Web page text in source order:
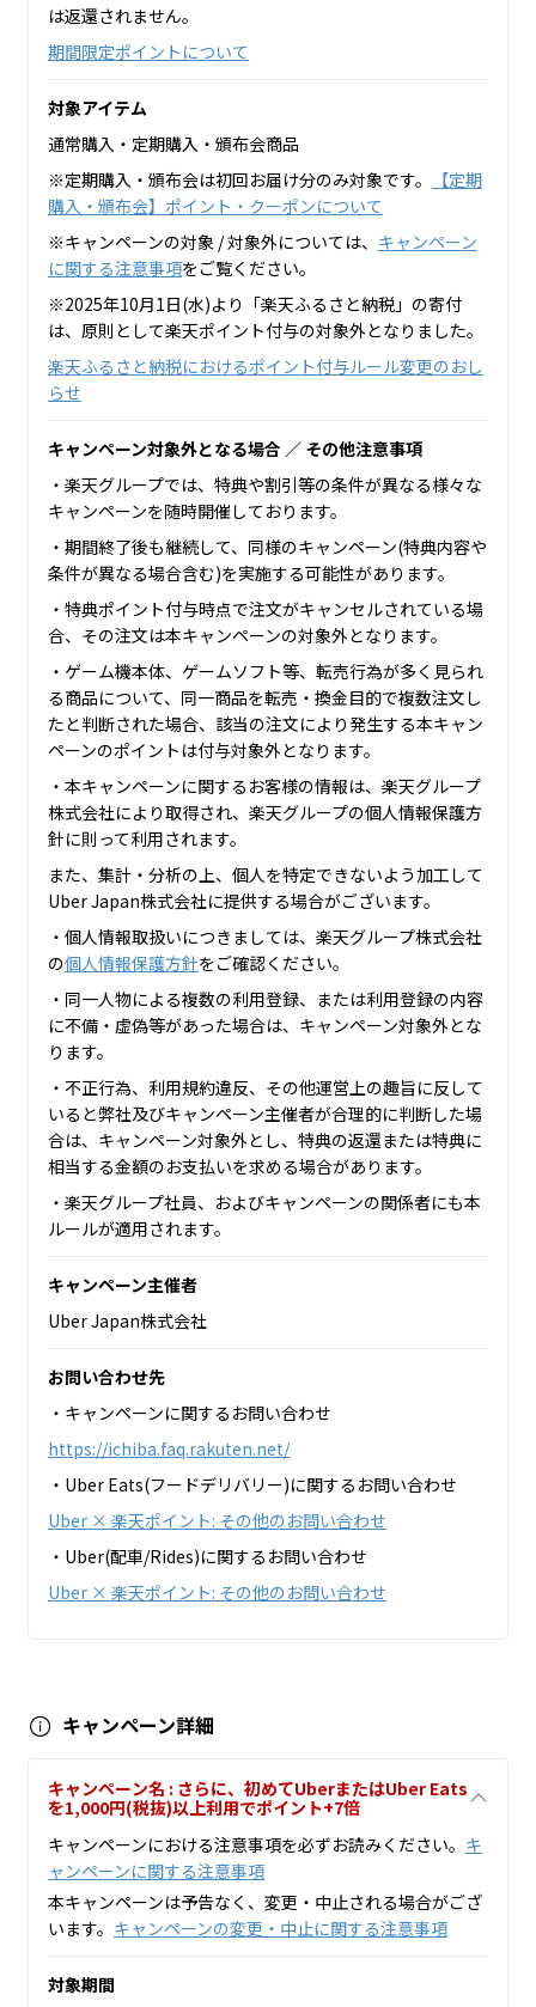
は返還されません。
期間限定ポイントについて
対象アイテム
通常購入・定期購入・頒布会商品
※定期購入・頒布会は初回お届け分のみ対象です。
【定期
購入・頒布会】ポイント・クーポンについて
※キャンペーンの対象 / 対象外については、 キャンペーン
に関する注意事項をご覧ください。
※2025年10月1日(水)より「楽天ふるさと納税」の寄付
は、原則として楽天ポイント付与の対象外となりました。
楽天ふるさと納税におけるポイント付与ルール変更のおし
らせ
キャンペーン対象外となる場合 ／ その他注意事項
・楽天グループでは、特典や割引等の条件が異なる様々な
キャンペーンを随時開催しております。
・期間終了後も継続して、同様のキャンペーン(特典内容や
条件が異なる場合含む)を実施する可能性があります。
・特典ポイント付与時点で注文がキャンセルされている場
合、その注文は本キャンペーンの対象外となります。
・ゲーム機本体、ゲームソフト等、転売行為が多く見られ
る商品について、同一商品を転売・換金目的で複数注文し
たと判断された場合、該当の注文により発生する本キャン
ペーンのポイントは付与対象外となります。
・本キャンペーンに関するお客様の情報は、楽天グループ
株式会社により取得され、楽天グループの個人情報保護方
針に則って利用されます。
また、集計・分析の上、個人を特定できないよう加工して
Uber Japan株式会社に提供する場合がございます。
・個人情報取扱いにつきましては、楽天グループ株式会社
の個人情報保護方針をご確認ください。
・同一人物による複数の利用登録、または利用登録の内容
に不備・虚偽等があった場合は、キャンペーン対象外とな
ります。
・不正行為、利用規約違反、その他運営上の趣旨に反して
いると弊社及びキャンペーン主催者が合理的に判断した場
合は、キャンペーン対象外とし、特典の返還または特典に
相当する金額のお支払いを求める場合があります。
・楽天グループ社員、およびキャンペーンの関係者にも本
ルールが適用されます。
キャンペーン主催者
Uber Japan株式会社
お問い合わせ先
・キャンペーンに関するお問い合わせ
https://ichiba.faq.rakuten.net/
・Uber Eats(フードデリバリー)に関するお問い合わせ
Uber × 楽天ポイント: その他のお問い合わせ
・Uber(配車/Rides)に関するお問い合わせ
Uber × 楽天ポイント: その他のお問い合わせ
キャンペーン詳細
キャンペーン名 : さらに、初めてUberまたはUber Eats
を1,000円(税抜)以上利用でポイント+7倍
キャンペーンにおける注意事項を必ずお読みください。 キ
ャンペーンに関する注意事項
本キャンペーンは予告なく、変更・中止される場合がござ
います。 キャンペーンの変更・中止に関する注意事項
対象期間